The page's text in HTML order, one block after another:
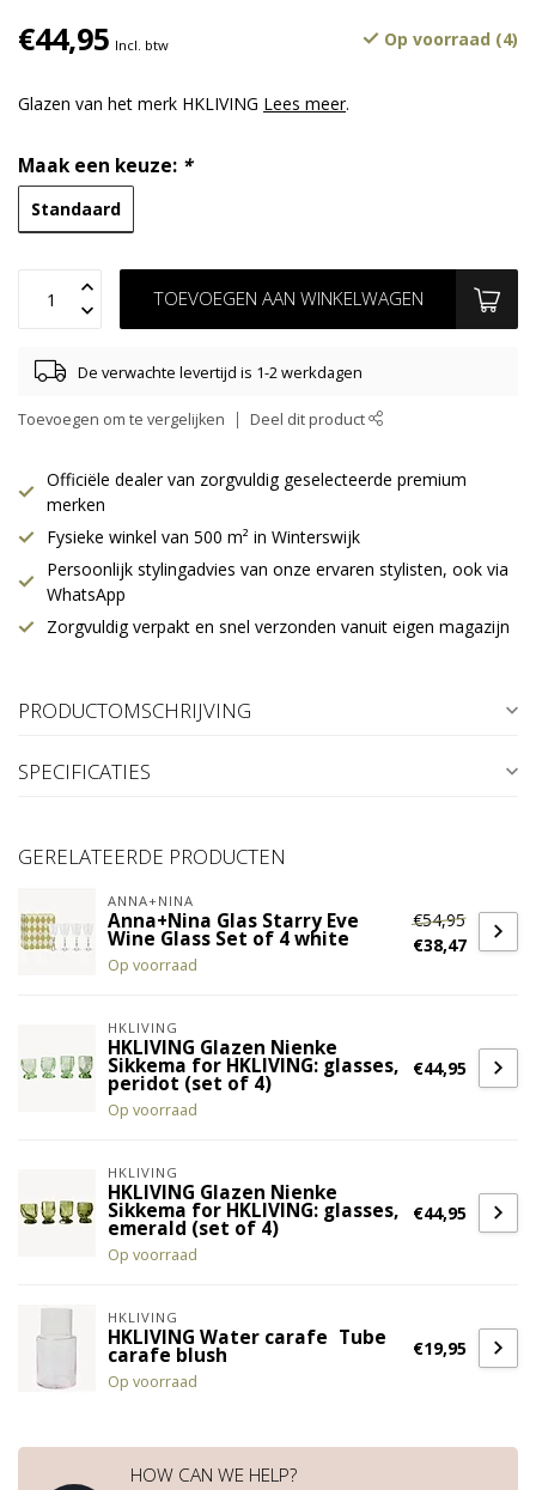
€44,95 Incl. btw Op voorraad (4)
Glazen van het merk HKLIVING Lees meer.
Maak een keuze: *
Standaard
TOEVOEGEN AAN WINKELWAGEN
De verwachte levertijd is 1-2 werkdagen
Toevoegen om te vergelijken Deel dit product
Officiële dealer van zorgvuldig geselecteerde premium
merken
Fysieke winkel van 500 m² in Winterswijk
Persoonlijk stylingadvies van onze ervaren stylisten, ook via
WhatsApp
Zorgvuldig verpakt en snel verzonden vanuit eigen magazijn
PRODUCTOMSCHRIJVING
SPECIFICATIES
GERELATEERDE PRODUCTEN
ANNA+NINA
Anna+Nina Glas Starry Eve
Wine Glass Set of 4 white
Op voorraad
€54,95
€38,47
HKLIVING
HKLIVING Glazen Nienke
Sikkema for HKLIVING: glasses,
peridot (set of 4)
Op voorraad
€44,95
HKLIVING
HKLIVING Glazen Nienke
Sikkema for HKLIVING: glasses,
emerald (set of 4)
Op voorraad
€44,95
HKLIVING
HKLIVING Water carafe Tube
carafe blush
Op voorraad
€19,95
HOW CAN WE HELP?